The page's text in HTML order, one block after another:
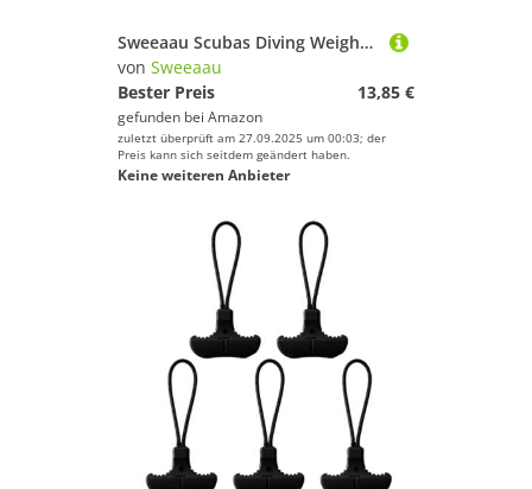
Sweeaau Scubas Diving Weight Fixing Plate Gurtband Montageplatte Bodenplatten Zubehör Enduring Bottom Plates BCD Zubehör
von Sweeaau
Bester Preis
13,85 €
gefunden bei Amazon
zuletzt überprüft am 27.09.2025 um 00:03; der
Preis kann sich seitdem geändert haben.
Keine weiteren Anbieter